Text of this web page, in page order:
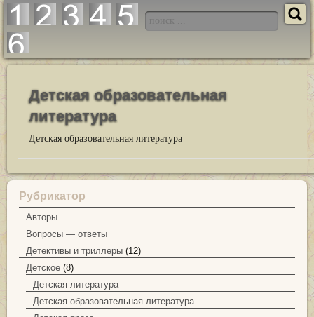
Детская образовательная
литература
Детская образовательная литература
Рубрикатор
Авторы
Вопросы — ответы
Детективы и триллеры (12)
Детское (8)
Детская литература
Детская образовательная литература